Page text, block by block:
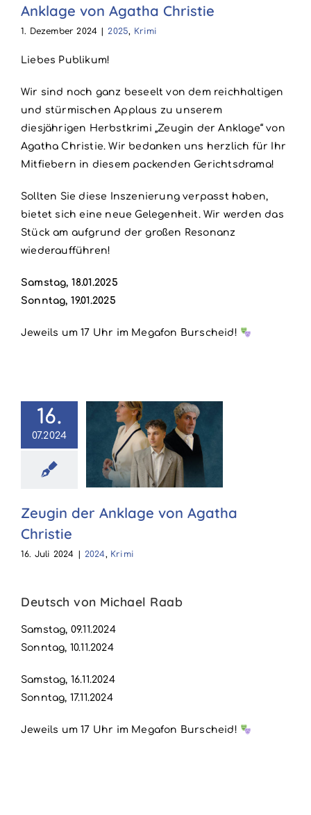
Anklage von Agatha Christie
1. Dezember 2024 2025, Krimi
Liebes Publikum!
Wir sind noch ganz beseelt von dem reichhaltigen
und stürmischen Applaus zu unserem
diesjährigen Herbstkrimi „Zeugin der Anklage“ von
Agatha Christie. Wir bedanken uns herzlich für Ihr
Mitfiebern in diesem packenden Gerichtsdrama!
Sollten Sie diese Inszenierung verpasst haben,
bietet sich eine neue Gelegenheit. Wir werden das
Stück am aufgrund der großen Resonanz
wiederaufführen!
Samstag, 18.01.2025
Sonntag, 19.01.2025
Jeweils um 17 Uhr im Megafon Burscheid!
16.
07.2024
der
von
Christie
Zeugin der Anklage von Agatha
Christie
16. Juli 2024 2024, Krimi
Deutsch von Michael Raab
Samstag, 09.11.2024
Sonntag, 10.11.2024
Samstag, 16.11.2024
Sonntag, 17.11.2024
Jeweils um 17 Uhr im Megafon Burscheid!